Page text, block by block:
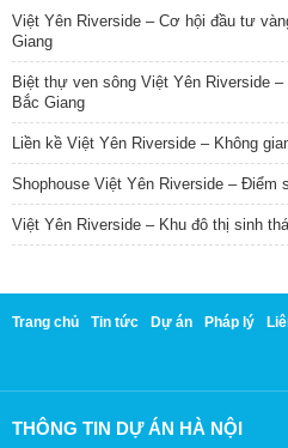
Việt Yên Riverside – Cơ hội đầu tư
Giang
Biệt thự ven sông Việt Yên Riverside
Bắc Giang
Liền kề Việt Yên Riverside – Không
Shophouse Việt Yên Riverside –
Việt Yên Riverside – Khu đô thị sinh
Trang chủ Tin tức Dự án Pháp lý
THÔNG TIN DỰ ÁN HÀ NỘI